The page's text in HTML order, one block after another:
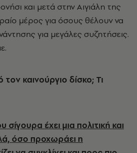
και μετά στην Αιγιάλη της
μέρος για όσους θέλουν να
για μεγάλες συζητήσεις.
καινούργιο δίσκο; Τι
σίγουρα έχει μια πολιτική και
όσο προχωράει η